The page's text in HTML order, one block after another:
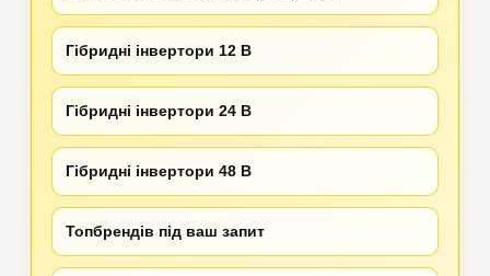
Гібридні інвертори 12 В
Гібридні інвертори 24 В
Гібридні інвертори 48 В
Топбрендів під ваш запит